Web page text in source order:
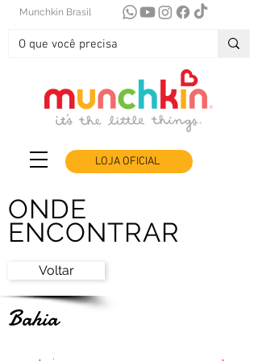
Munchkin Brasil
LOJA OFICIAL
ONDE
ENCONTRAR
Voltar
Bahia